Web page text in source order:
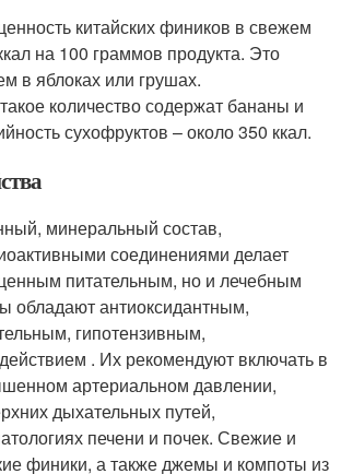
китайских фиников в свежем
на 100 граммов продукта. Это
в яблоках или грушах.
количество содержат бананы и
сухофруктов – около 350 ккал.
минеральный состав,
соединениями делает
питательным, но и лечебным
обладают антиоксидантным,
гипотензивным,
. Их рекомендуют включать в
артериальном давлении,
дыхательных путей,
печени и почек. Свежие и
финики, а также джемы и компоты из